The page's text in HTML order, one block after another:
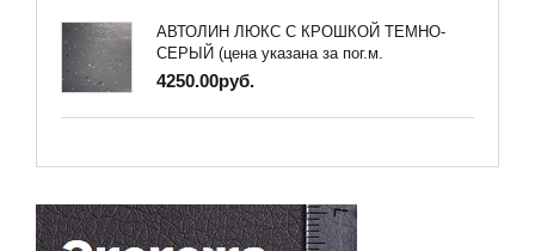
АВТОЛИН ЛЮКС С КРОШКОЙ ТЕМНО-
СЕРЫЙ (цена указана за пог.м.
4250.00руб.